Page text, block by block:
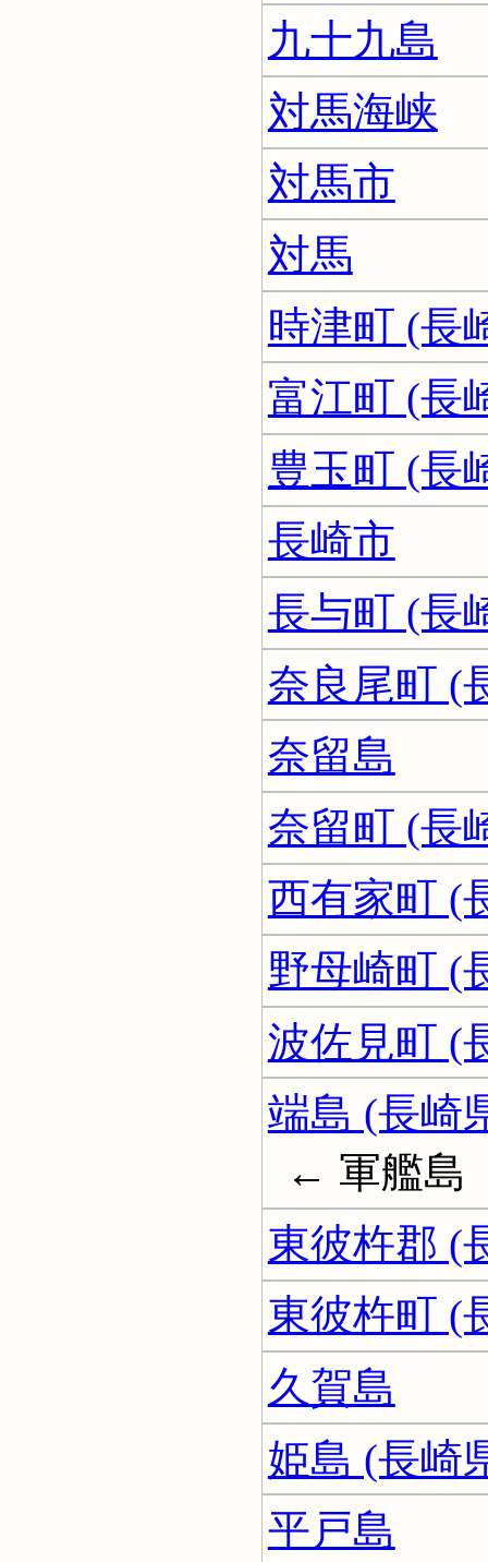
九十九島
対馬海峡
対馬市
対馬
時津町 (長
富江町 (長
豊玉町 (長
長崎市
長与町 (長
奈良尾町 (
奈留島
奈留町 (長
西有家町 (
野母崎町 (
波佐見町 (
端島 (長崎
← 軍艦島
東彼杵郡 (
東彼杵町 (
久賀島
姫島 (長崎
平戸島